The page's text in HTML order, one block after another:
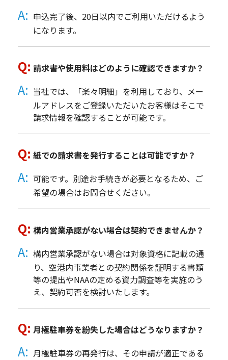
申込完了後、20日以内でご利用いただけるよう
になります。
請求書や使用料はどのように確認できますか？
当社では、「楽々明細」を利用しており、メー
ルアドレスをご登録いただいたお客様はそこで
請求情報を確認することが可能です。
紙での請求書を発行することは可能ですか？
可能です。別途お手続きが必要となるため、ご
希望の場合はお問合せください。
構内営業承認がない場合は契約できませんか？
構内営業承認がない場合は対象資格に記載の通
り、空港内事業者との契約関係を証明する書類
等の提出やNAAの定める資力調査等を実施のう
え、契約可否を検討いたします。
月極駐車券を紛失した場合はどうなりますか？
月極駐車券の再発行は、その申請が適正である